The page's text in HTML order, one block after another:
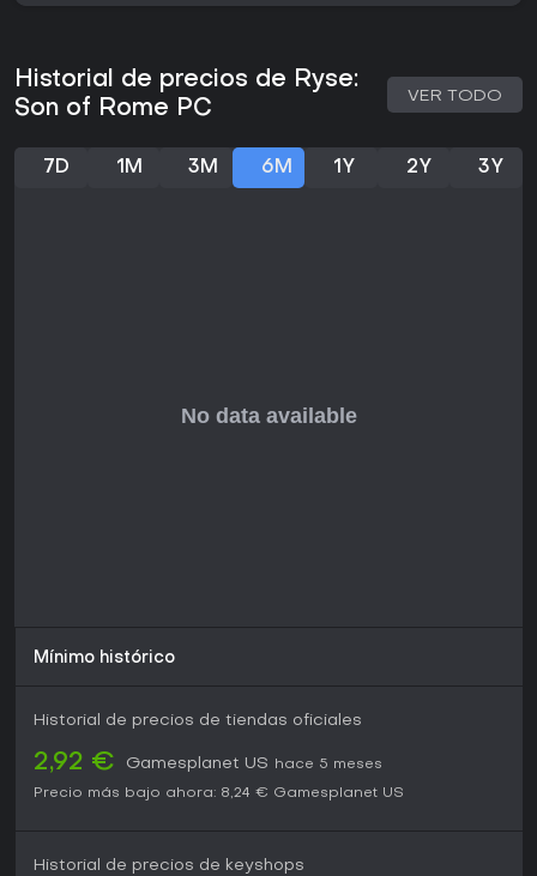
visualmente impactantes con fuerte énfasis narrativo, sobre
bien años después de su lanzamiento, con una campaña
de unas seis a ocho horas. Las reseñas en plataformas
como Steam son mayoritariamente positivas, con un 77% de
calidad cinematográfica y el combate fluido y satisfactorio.
Historial de precios de Ryse:
Son of Rome PC
VER TODO
7D 1M 3M 6M 1Y 2Y 3Y
Mínimo histórico
Historial de precios de tiendas oficiales
2,92 € Gamesplanet US
hace 5 meses
Precio más bajo ahora: 8,24 € Gamesplanet US
Historial de precios de keyshops